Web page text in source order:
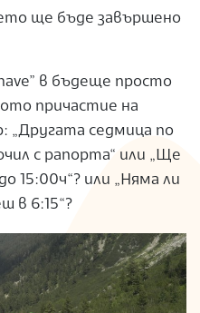
ще бъде завършено
в бъдеще просто
причастие на
„Другата седмица по
с рапорта“ или „Ще
15:00ч“? или „Няма ли
в 6:15“?